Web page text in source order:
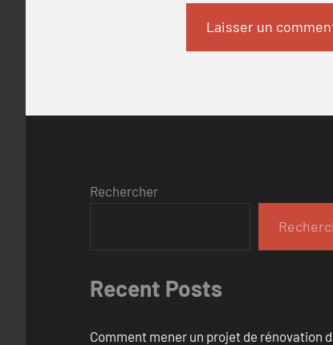
Rechercher
Recent Posts
Comment mener un projet de